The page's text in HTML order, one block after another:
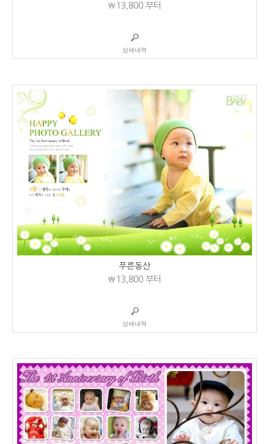
₩13,800부터
상세내역
푸른동산
₩13,800부터
상세내역